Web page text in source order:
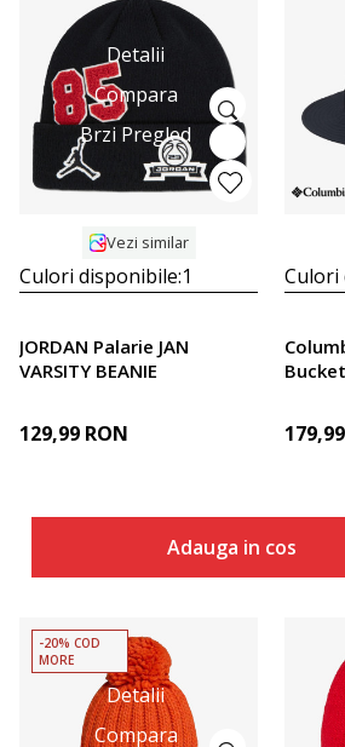
Detalii
Compara
Brzi Pregled
Vezi similar
Culori disponibile:1
JORDAN Palarie JAN
VARSITY BEANIE
129,99 RON
Adauga in cos
Culori
179,99
Detalii
Compara
-20% COD
MORE